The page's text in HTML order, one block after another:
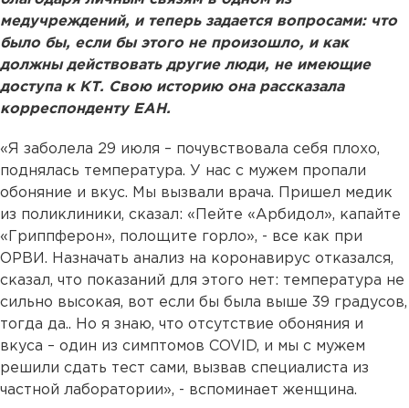
медучреждений, и теперь задается вопросами: что
было бы, если бы этого не произошло, и как
должны действовать другие люди, не имеющие
доступа к КТ. Свою историю она рассказала
корреспонденту ЕАН.
«Я заболела 29 июля – почувствовала себя плохо,
поднялась температура. У нас с мужем пропали
обоняние и вкус. Мы вызвали врача. Пришел медик
из поликлиники, сказал: «Пейте «Арбидол», капайте
«Гриппферон», полощите горло», - все как при
ОРВИ. Назначать анализ на коронавирус отказался,
сказал, что показаний для этого нет: температура не
сильно высокая, вот если бы была выше 39 градусов,
тогда да.. Но я знаю, что отсутствие обоняния и
вкуса – один из симптомов COVID, и мы с мужем
решили сдать тест сами, вызвав специалиста из
частной лаборатории», - вспоминает женщина.